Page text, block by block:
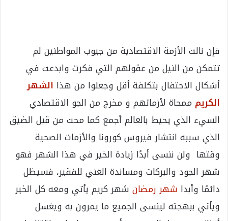
فإن نالت الأزمة الاقتصادية من جيوب المواطنين لم
تتمكن من النيل من عقولهم التي فكرت وابدعت في
أشكال الاحتفال بتكلفة أقل وجعلوا من هذا الشهر
الكريم ممحاة لأزماتهم و مخرج من الجو الاقتصادي
السيء الذي يحيط بالعالم أجمع كما محت من قبل الضيق
الذي سببه انتشار فيروس كورونا والأزمات الصحية
وقتها ولن ننسى أبدًا زيادة الخير في هذا الشهر فهو
شهر الجود والبركات ومساندة الغني للفقير، فسيظل
دائمًا وأبدا شهر رمضان شهر كريم يأتي ومعه كل الخير
ويأتي ببهجته لينسى الجميع ما يمرون به ويغسل